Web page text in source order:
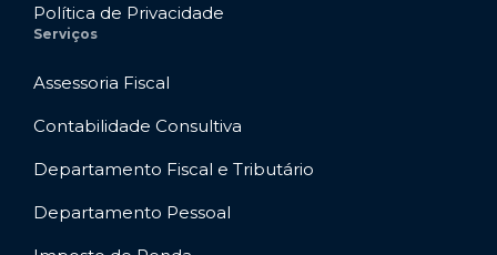
Política de Privacidade
Serviços
Assessoria Fiscal
Contabilidade Consultiva
Departamento Fiscal e Tributário
Departamento Pessoal